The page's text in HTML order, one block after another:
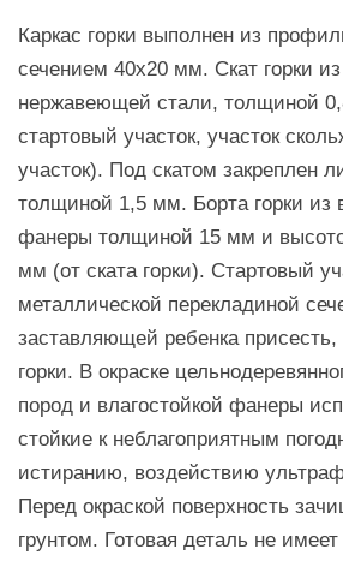
Каркас горки выполнен из
сечением 40х20 мм. Скат горки
нержавеющей стали, толщиной
стартовый участок, участок
участок). Под скатом закреплен
толщиной 1,5 мм. Борта горки из
фанеры толщиной 15 мм и
мм (от ската горки). Стартовый
металлической перекладиной
заставляющей ребенка присесть,
горки. В окраске
пород и влагостойкой фанеры
стойкие к неблагоприятным
истиранию, воздействию
Перед окраской поверхность
грунтом. Готовая деталь не